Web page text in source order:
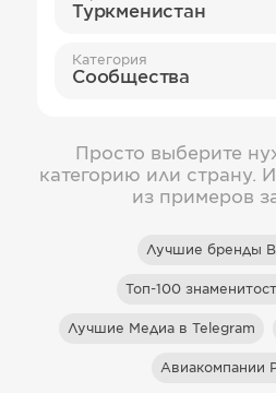
Туркменистан
Категория
Сообщества
Просто выберите
категорию или страну.
из примеров
Лучшие бренды
Топ-100
Лучшие Медиа в Telegram
Авиакомпании